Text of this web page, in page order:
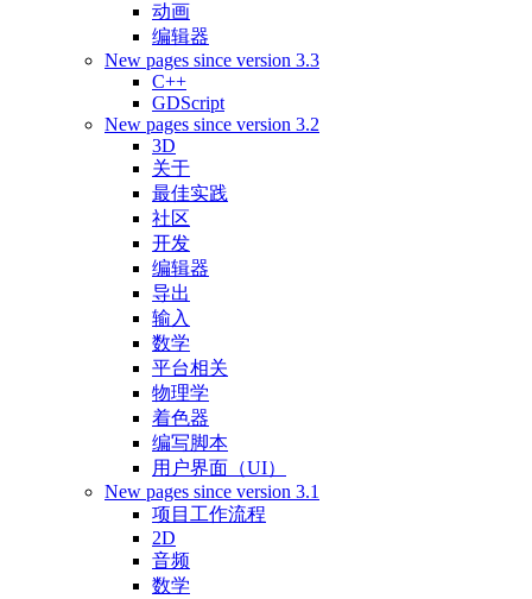
动画
编辑器
New pages since version 3.3
C++
GDScript
New pages since version 3.2
3D
关于
最佳实践
社区
开发
编辑器
导出
输入
数学
平台相关
物理学
着色器
编写脚本
用户界面（UI）
New pages since version 3.1
项目工作流程
2D
音频
数学